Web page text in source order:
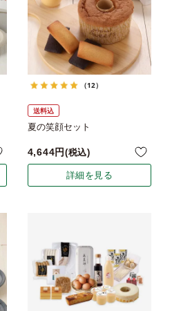
（12）
送料込
夏の笑顔セット
4,644 税込
詳細を見る